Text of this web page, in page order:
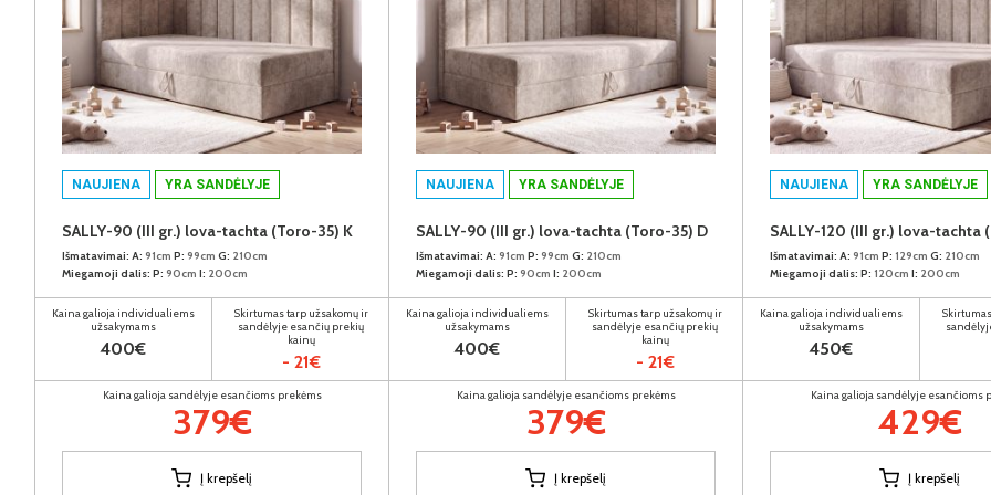
NAUJIENA YRA SANDĖLYJE
SALLY-90 (III gr.) lova-tachta (Toro-35) K
Išmatavimai: A: 91cm P: 99cm G: 210cm
Miegamoji dalis: P: 90cm I: 200cm
Kaina galioja individualiems
užsakymams
400€
Skirtumas tarp užsakomų ir
sandėlyje esančių prekių
kainų
- 21€
Kaina galioja sandėlyje esančioms prekėms
379€
Į krepšelį
NAUJIENA YRA SANDĖLYJE
SALLY-90 (III gr.) lova-tachta (Toro-35) D
Išmatavimai: A: 91cm P: 99cm G: 210cm
Miegamoji dalis: P: 90cm I: 200cm
Kaina galioja individualiems
užsakymams
400€
Skirtumas tarp užsakomų ir
sandėlyje esančių prekių
kainų
- 21€
Kaina galioja sandėlyje esančioms prekėms
379€
Į krepšelį
NAUJIENA YRA SANDĖLYJE
SALLY-120 (III gr.) lova-tachta
Išmatavimai: A: 91cm P: 129cm G: 210cm
Miegamoji dalis: P: 120cm I: 200cm
Kaina galioja individualiems
užsakymams
450€
Kaina galioja sandėlyje esančioms
429€
Į krepšelį